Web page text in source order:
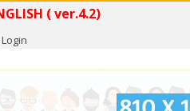
IN ENGLISH ( ver.4.2)
Login